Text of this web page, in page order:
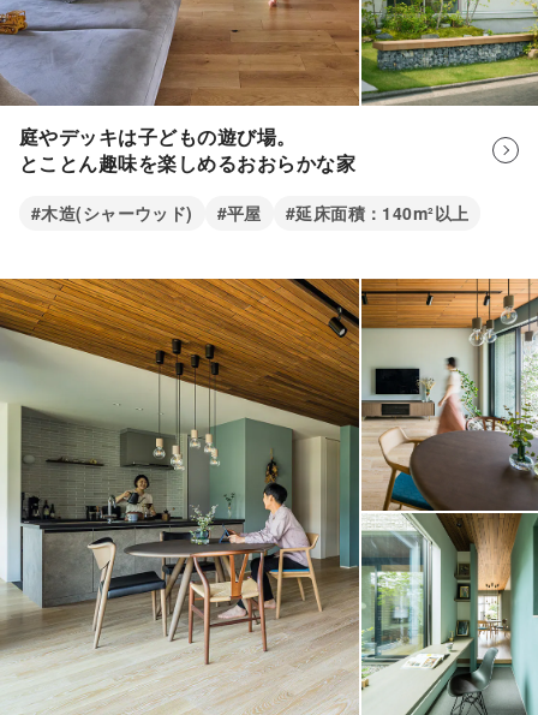
室内の床と高さを揃え、視覚的にも一体感が出るように
しています。また、深い軒を設けることで、日差しをや
わらかく調整し、夏でも涼しく過ごせる場所にしまし
た。
担当者
たっぷり収納のファミリークローゼット
家の中心近くにあるので、どこからでも使いやすく、助か
ってます。 帰宅後すぐに着替えられて、そのまま手洗い
やお風呂に行ける動線も便利ですね。家族みんなが自然と
使う場所になっています。
N様
庭やデッキは子どもの遊び場。
とことん趣味を楽しめるおおらかな家
#木造(シャーウッド) #平屋 #延床面積：140m²以上